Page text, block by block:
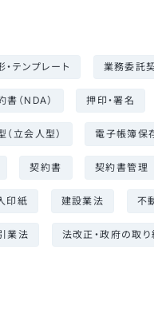
テンプレート 業務委託
（NDA） 押印・署名
立会人型） 電子帳簿保
契約書 契約書管理
印紙 建設業法 不
業法 法改正・政府の取